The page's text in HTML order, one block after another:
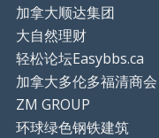
加拿大顺达集团
大自然理财
轻松论坛Easybbs.ca
加拿大多伦多福清商会
ZM GROUP
环球绿色钢铁建筑